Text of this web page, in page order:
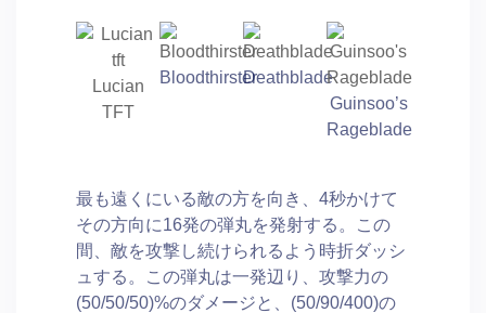
Lucian
TFT
BloodthirsterDeathblade
Guinsoo’s
Rageblade
最も遠くにいる敵の方を向き、4秒かけて
その方向に16発の弾丸を発射する。この
間、敵を攻撃し続けられるよう時折ダッシ
ュする。この弾丸は一発辺り、攻撃力の
(50/50/50)%のダメージと、(50/90/400)の